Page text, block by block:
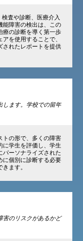
査や診断、医療介入
能障害の検出は、この
療の診断を導く第一歩
を使用することで、
されたレポートを提供
します。学校での留年
トの形で、多くの障害
に学生を評価し、学生
パーソナライズされた
に個別に診断する必要
ます。
害のリスクがあるかど